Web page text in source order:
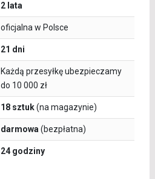
2 lata
oficjalna w Polsce
21 dni
Każdą przesyłkę ubezpieczamy
do 10 000 zł
18 sztuk(na magazynie)
darmowa (bezpłatna)
24 godziny